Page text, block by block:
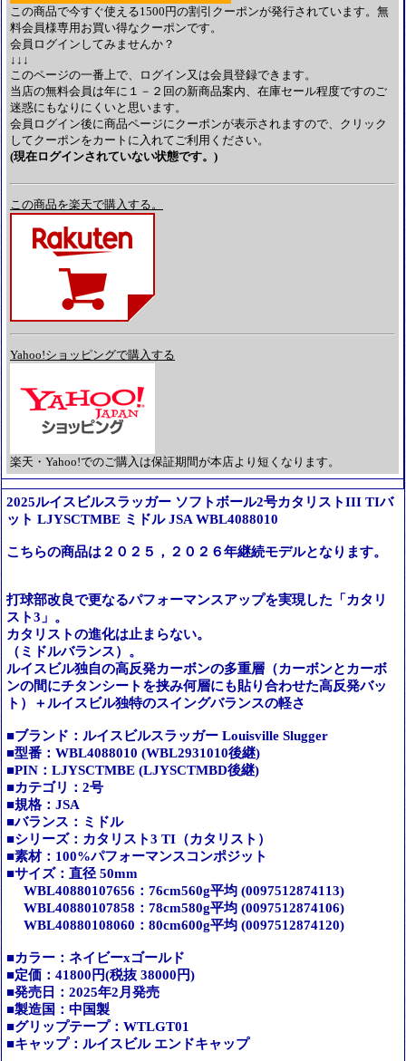
この商品で今すぐ使える1500円の割引クーポンが発行されています。無
料会員様専用お買い得なクーポンです。
会員ログインしてみませんか？
↓↓↓
このページの一番上で、ログイン又は会員登録できます。
当店の無料会員は年に１－２回の新商品案内、在庫セール程度ですのご
迷惑にもなりにくいと思います。
会員ログイン後に商品ページにクーポンが表示されますので、クリック
してクーポンをカートに入れてご利用ください。
(現在ログインされていない状態です。)
この商品を楽天で購入する。
Yahoo!ショッピングで購入する
楽天・Yahoo!でのご購入は保証期間が本店より短くなります。
2025ルイスビルスラッガー ソフトボール2号カタリストIII TIバ
ット LJYSCTMBE ミドル JSA WBL4088010
こちらの商品は２０２５，２０２６年継続モデルとなります。
打球部改良で更なるパフォーマンスアップを実現した「カタリ
スト3」。
カタリストの進化は止まらない。
（ミドルバランス）。
ルイスビル独自の高反発カーボンの多重層（カーボンとカーボ
ンの間にチタンシートを挟み何層にも貼り合わせた高反発バッ
ト）＋ルイスビル独特のスイングバランスの軽さ
■ブランド：ルイスビルスラッガー Louisville Slugger
■型番：WBL4088010 (WBL2931010後継)
■PIN：LJYSCTMBE (LJYSCTMBD後継)
■カテゴリ：2号
■規格：JSA
■バランス：ミドル
■シリーズ：カタリスト3 TI（カタリスト）
■素材：100%パフォーマンスコンポジット
■サイズ：直径 50mm
WBL40880107656：76cm560g平均 (0097512874113)
WBL40880107858：78cm580g平均 (0097512874106)
WBL40880108060：80cm600g平均 (0097512874120)
■カラー：ネイビーxゴールド
■定価：41800円(税抜 38000円)
■発売日：2025年2月発売
■製造国：中国製
■グリップテープ：WTLGT01
■キャップ：ルイスビル エンドキャップ